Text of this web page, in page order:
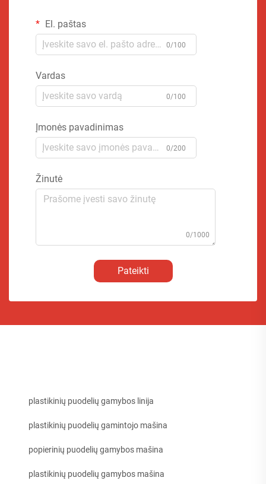
El. paštas
0/100
Vardas
0/100
Įmonės pavadinimas
0/200
Žinutė
0/1000
Pateikti
plastikinių puodelių gamybos linija
plastikinių puodelių gamintojo mašina
popierinių puodelių gamybos mašina
plastikinių puodelių gamybos mašina